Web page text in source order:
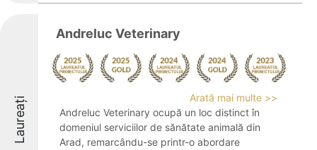
Laureați
Andreluc Veterinary
Arată mai multe >>
Andreluc Veterinary ocupă un loc distinct în
domeniul serviciilor de sănătate animală din
Arad, remarcându-se printr-o abordare